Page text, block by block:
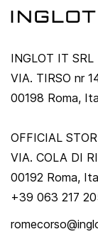
INGLOT IT SRL
VIA. TIRSO nr
00198 Roma,
OFFICIAL
VIA. COLA DI
00192 Roma,
+39 063 217